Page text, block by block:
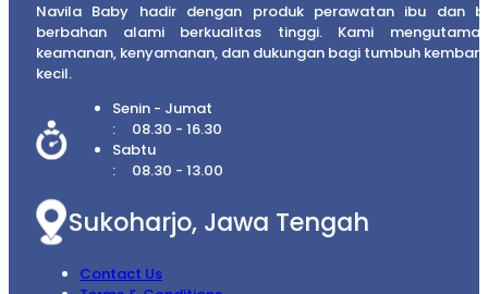
Navila Baby hadir dengan produk perawatan ibu dan
berbahan alami berkualitas tinggi. Kami
keamanan, kenyamanan, dan dukungan bagi tumbuh
kecil.
Senin - Jumat
08.30 - 16.30
Sabtu
08.30 - 13.00
Sukoharjo, Jawa Tengah
Contact Us